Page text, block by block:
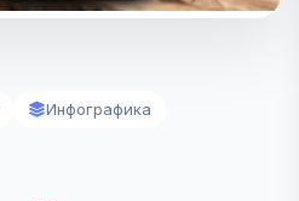
Инфографика